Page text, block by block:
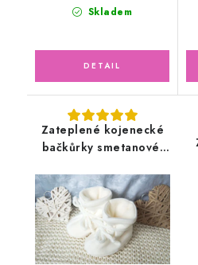
Skladem
Zateplené kojenecké
bačkůrky smetanové,